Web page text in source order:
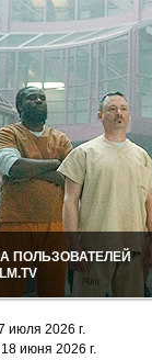
ПОЛЬЗОВАТЕЛЕЙ
июля 2026 г.
июня 2026 г.